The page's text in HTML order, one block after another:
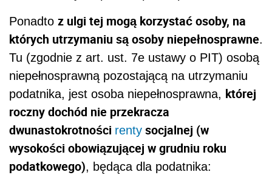
Ponadto z ulgi tej mogą korzystać osoby, na
których utrzymaniu są osoby niepełnosprawne.
Tu (zgodnie z art. ust. 7e ustawy o PIT) osobą
niepełnosprawną pozostającą na utrzymaniu
podatnika, jest osoba niepełnosprawna, której
roczny dochód nie przekracza
dwunastokrotności renty socjalnej (w
wysokości obowiązującej w grudniu roku
podatkowego), będąca dla podatnika: